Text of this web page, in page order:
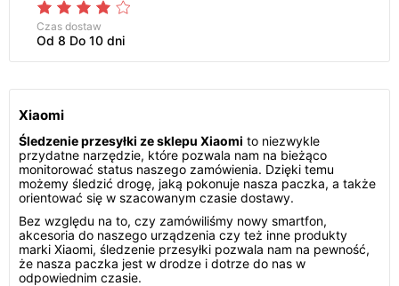
Czas dostaw
Od 8 Do 10 dni
Xiaomi
Śledzenie przesyłki ze sklepu Xiaomi to niezwykle
przydatne narzędzie, które pozwala nam na bieżąco
monitorować status naszego zamówienia. Dzięki temu
możemy śledzić drogę, jaką pokonuje nasza paczka, a także
orientować się w szacowanym czasie dostawy.
Bez względu na to, czy zamówiliśmy nowy smartfon,
akcesoria do naszego urządzenia czy też inne produkty
marki Xiaomi, śledzenie przesyłki pozwala nam na pewność,
że nasza paczka jest w drodze i dotrze do nas w
odpowiednim czasie.